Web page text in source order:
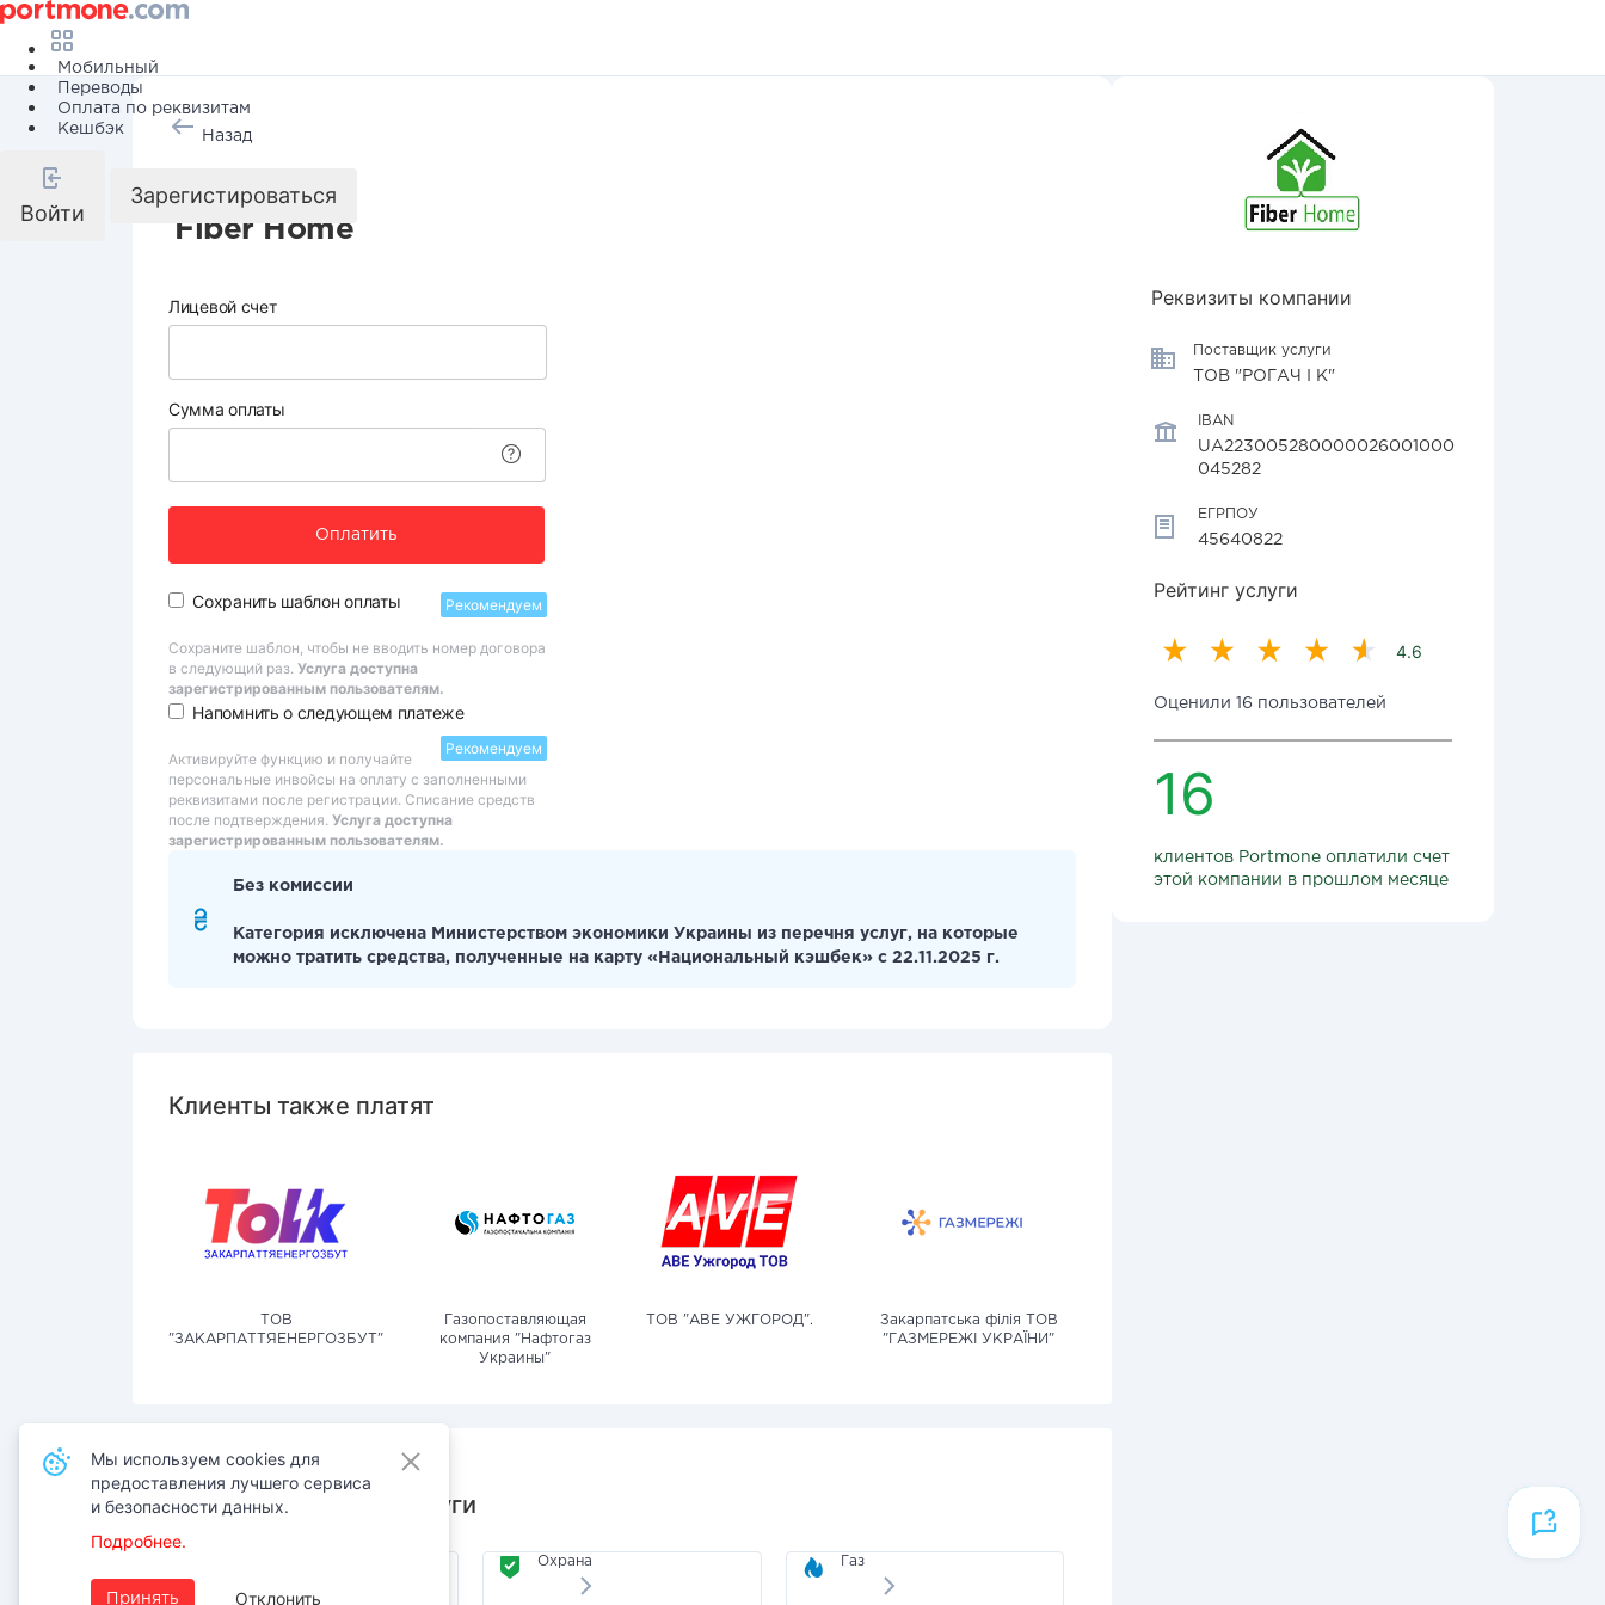
Мобильный
Переводы
Оплата по реквизитам
Кешбэк
Войти
Зарегистироваться
Назад
Fiber Home
Лицевой счет
Сумма оплаты
Оплатить
Сохранить шаблон оплаты Рекомендуем
Сохраните шаблон, чтобы не вводить номер договора
в следующий раз. Услуга доступна
зарегистрированным пользователям.
Напомнить о следующем платеже
Рекомендуем
Активируйте функцию и получайте
персональные инвойсы на оплату с заполненными
реквизитами после регистрации. Списание средств
после подтверждения. Услуга доступна
зарегистрированным пользователям.
Без комиссии
Категория исключена Министерством экономики Украины из перечня услуг, на которые
можно тратить средства, полученные на карту «Национальный кэшбек» с 22.11.2025 г.
Клиенты также платят
ТОВ
"ЗАКАРПАТТЯЕНЕРГОЗБУТ"
Газопоставляющая
компания "Нафтогаз
Украины"
ТОВ "АВЕ УЖГОРОД".
Закарпатська філія ТОВ
"ГАЗМЕРЕЖІ УКРАЇНИ"
Также оплачивают услуги
Охрана Газ
Реквизиты компании
Поставщик услуги
ТОВ "РОГАЧ І К"
IBAN
UA223005280000026001000
045282
ЕГРПОУ
45640822
Рейтинг услуги
4.6
Оценили 16 пользователей
16
клиентов Portmone оплатили счет
этой компании в прошлом месяце
Мы используем cookies для
предоставления лучшего сервиса
и безопасности данных.
Подробнее.
Принять Отклонить